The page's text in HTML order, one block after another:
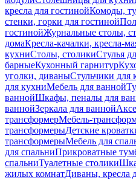
кресла для гостинойКомоды,
стенки, горки для гостиной
гостинойЖурнальные столы,
домаКресла-качалки, кресла-
кухниСтолы, столикиСтулья
барныеКухонный гарнитур
уголки, диваныСтульчики для
для кухниМебель для ванной
ваннойШкафы, пеналы для
ваннойЗеркала для ванной
трансформерМебель-
трансформерыДетские
трансформерыМебель для
для спальниПрикроватные
спальниТуалетные столики
жилых комнатДиваны, кресла